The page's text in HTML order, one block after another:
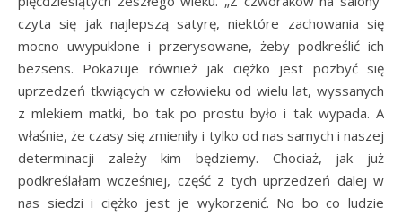
czyta się jak najlepszą satyrę, niektóre zachowania się
mocno uwypuklone i przerysowane, żeby podkreślić ich
bezsens. Pokazuje również jak ciężko jest pozbyć się
uprzedzeń tkwiących w człowieku od wielu lat, wyssanych
z mlekiem matki, bo tak po prostu było i tak wypada. A
właśnie, że czasy się zmieniły i tylko od nas samych i naszej
determinacji zależy kim będziemy. Chociaż, jak już
podkreślałam wcześniej, część z tych uprzedzeń dalej w
nas siedzi i ciężko jest je wykorzenić. No bo co ludzie